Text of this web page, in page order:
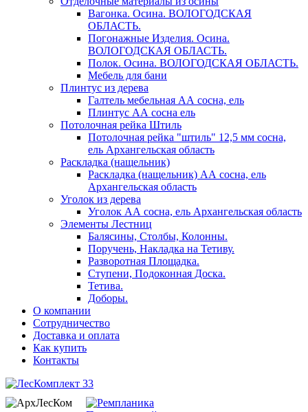
Вагонка. Осина. ВОЛОГОДСКАЯ
ОБЛАСТЬ.
Погонажные Изделия. Осина.
ВОЛОГОДСКАЯ ОБЛАСТЬ.
Полок. Осина. ВОЛОГОДСКАЯ ОБЛАСТЬ.
Мебель для бани
Плинтус из дерева
Галтель мебельная АА сосна, ель
Плинтус АА сосна ель
Потолочная рейка Штиль
Потолочная рейка "штиль" 12,5 мм сосна,
ель Архангельская область
Раскладка (нащельник)
Раскладка (нащельник) АА сосна, ель
Архангельская область
Уголок из дерева
Уголок АА сосна, ель Архангельская область
Элементы Лестниц
Балясины, Столбы, Колонны.
Поручень, Накладка на Тетиву.
Разворотная Площадка.
Ступени, Подоконная Доска.
Тетива.
Доборы.
О компании
Сотрудничество
Доставка и оплата
Как купить
Контакты